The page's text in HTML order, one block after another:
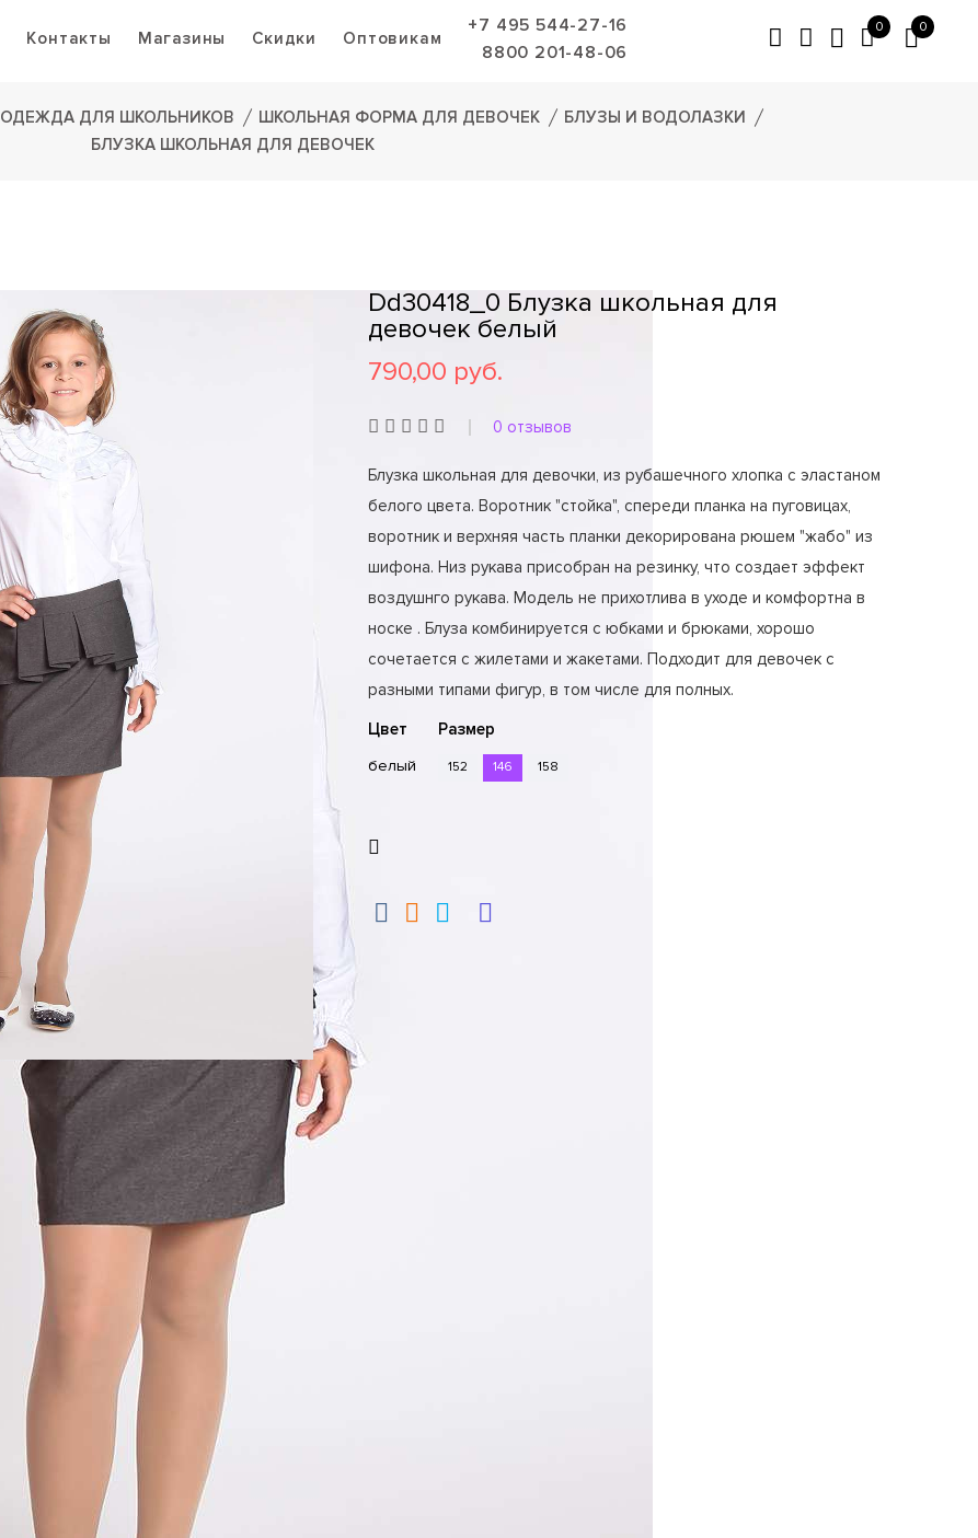
Контакты Магазины Скидки Оптовикам
+7 495 544-27-16
8800 201-48-06
0 0
ОДЕЖДА ДЛЯ ШКОЛЬНИКОВ ШКОЛЬНАЯ ФОРМА ДЛЯ ДЕВОЧЕК
БЛУЗЫ И ВОДОЛАЗКИ
БЛУЗКА ШКОЛЬНАЯ ДЛЯ ДЕВОЧЕК
Dd30418_0 Блузка школьная для
девочек белый
790,00 руб.
0 отзывов
Блузка школьная для девочки, из рубашечного хлопка с эластаном
белого цвета. Воротник "стойка", спереди планка на пуговицах,
воротник и верхняя часть планки декорирована рюшем "жабо" из
шифона. Низ рукава присобран на резинку, что создает эффект
воздушнго рукава. Модель не прихотлива в уходе и комфортна в
носке . Блуза комбинируется с юбками и брюками, хорошо
сочетается с жилетами и жакетами. Подходит для девочек с
разными типами фигур, в том числе для полных.
Цвет
белый
Размер
152 146 158